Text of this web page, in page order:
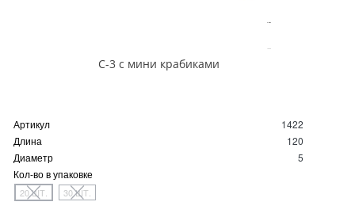
С-3 с мини крабиками
Артикул
1422
Длина
120
Диаметр
5
Кол-во в упаковке
20 ШТ. 30 ШТ.